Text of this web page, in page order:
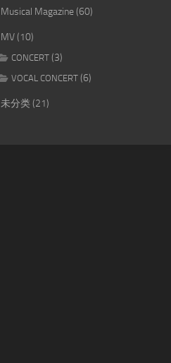
Musical Magazine(60)
MV(10)
CONCERT (3)
VOCAL CONCERT (6)
未分类(21)